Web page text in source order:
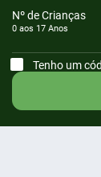
Nº de Crianças
0 aos 17 Anos
Tenho um